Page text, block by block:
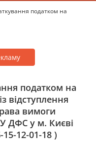
податком на
податком на
відступлення
вимоги
ДФС у м. Києві
12-01-18 )